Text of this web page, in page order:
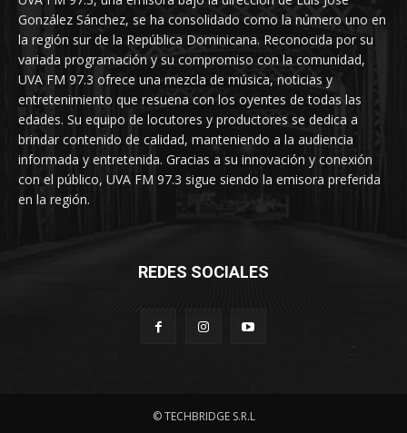
González Sánchez, se ha consolidado como la número uno en
la región sur de la República Dominicana. Reconocida por su
variada programación y su compromiso con la comunidad,
UVA FM 97.3 ofrece una mezcla de música, noticias y
entretenimiento que resuena con los oyentes de todas las
edades. Su equipo de locutores y productores se dedica a
brindar contenido de calidad, manteniendo a la audiencia
informada y entretenida. Gracias a su innovación y conexión
con el público, UVA FM 97.3 sigue siendo la emisora preferida
en la región.
REDES SOCIALES
© TECHBRIDGE S.R.L